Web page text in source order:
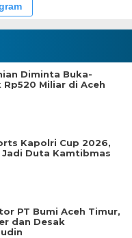
Diminta Buka-
Miliar di Aceh
Kapolri Cup 2026,
Jadi Duta Kamtibmas
PT Bumi Aceh Timur,
dan Desak